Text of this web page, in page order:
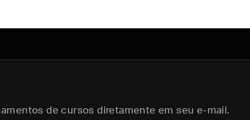
de cursos diretamente em seu e-mail.